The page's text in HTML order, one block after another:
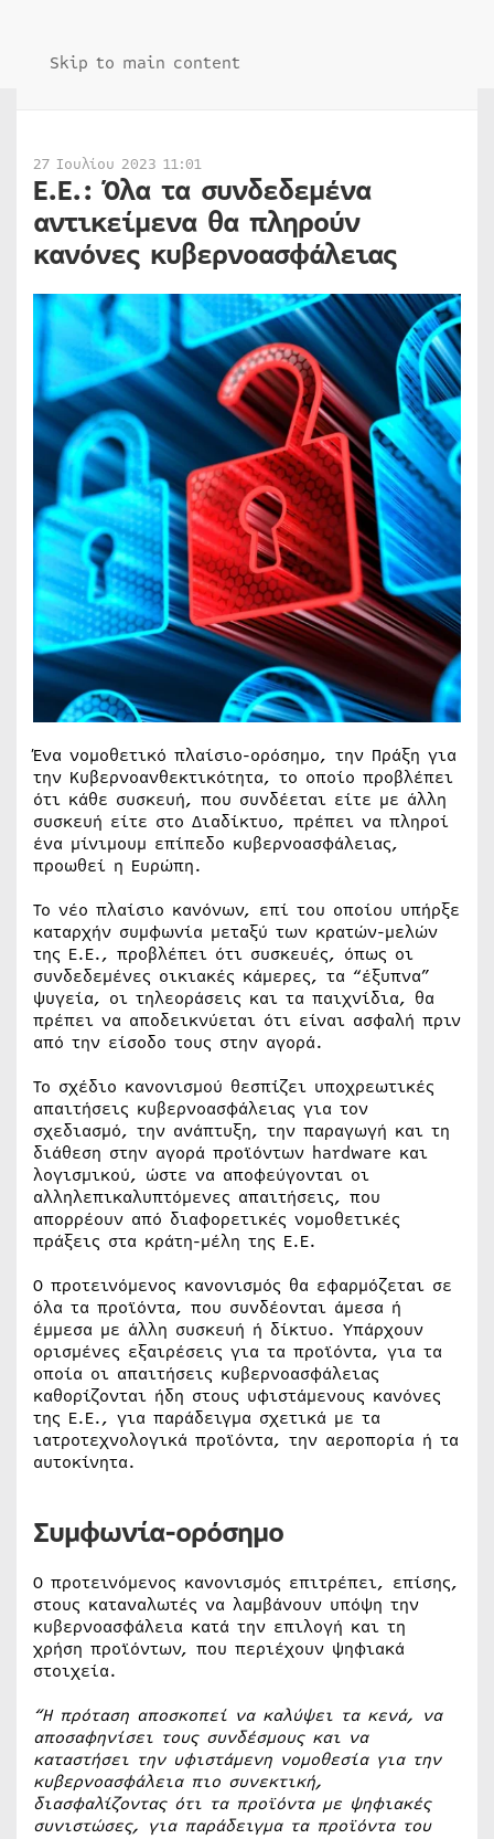
Skip to main content
27 Ιουλίου 2023 11:01
Ε.Ε.: Όλα τα συνδεδεμένα
αντικείμενα θα πληρούν
κανόνες κυβερνοασφάλειας
Ένα νομοθετικό πλαίσιο-ορόσημο, την Πράξη για
την Κυβερνοανθεκτικότητα, το οποίο προβλέπει
ότι κάθε συσκευή, που συνδέεται είτε με άλλη
συσκευή είτε στο Διαδίκτυο, πρέπει να πληροί
ένα μίνιμουμ επίπεδο κυβερνοασφάλειας,
προωθεί η Ευρώπη.
Το νέο πλαίσιο κανόνων, επί του οποίου υπήρξε
καταρχήν συμφωνία μεταξύ των κρατών-μελών
της Ε.Ε., προβλέπει ότι συσκευές, όπως οι
συνδεδεμένες οικιακές κάμερες, τα “έξυπνα”
ψυγεία, οι τηλεοράσεις και τα παιχνίδια, θα
πρέπει να αποδεικνύεται ότι είναι ασφαλή πριν
από την είσοδο τους στην αγορά.
Το σχέδιο κανονισμού θεσπίζει υποχρεωτικές
απαιτήσεις κυβερνοασφάλειας για τον
σχεδιασμό, την ανάπτυξη, την παραγωγή και τη
διάθεση στην αγορά προϊόντων hardware και
λογισμικού, ώστε να αποφεύγονται οι
αλληλεπικαλυπτόμενες απαιτήσεις, που
απορρέουν από διαφορετικές νομοθετικές
πράξεις στα κράτη-μέλη της Ε.Ε.
Ο προτεινόμενος κανονισμός θα εφαρμόζεται σε
όλα τα προϊόντα, που συνδέονται άμεσα ή
έμμεσα με άλλη συσκευή ή δίκτυο. Υπάρχουν
ορισμένες εξαιρέσεις για τα προϊόντα, για τα
οποία οι απαιτήσεις κυβερνοασφάλειας
καθορίζονται ήδη στους υφιστάμενους κανόνες
της Ε.Ε., για παράδειγμα σχετικά με τα
ιατροτεχνολογικά προϊόντα, την αεροπορία ή τα
αυτοκίνητα.
Συμφωνία-ορόσημο
Ο προτεινόμενος κανονισμός επιτρέπει, επίσης,
στους καταναλωτές να λαμβάνουν υπόψη την
κυβερνοασφάλεια κατά την επιλογή και τη
χρήση προϊόντων, που περιέχουν ψηφιακά
στοιχεία.
“Η πρόταση αποσκοπεί να καλύψει τα κενά, να
αποσαφηνίσει τους συνδέσμους και να
καταστήσει την υφιστάμενη νομοθεσία για την
κυβερνοασφάλεια πιο συνεκτική,
διασφαλίζοντας ότι τα προϊόντα με ψηφιακές
συνιστώσες, για παράδειγμα τα προϊόντα του